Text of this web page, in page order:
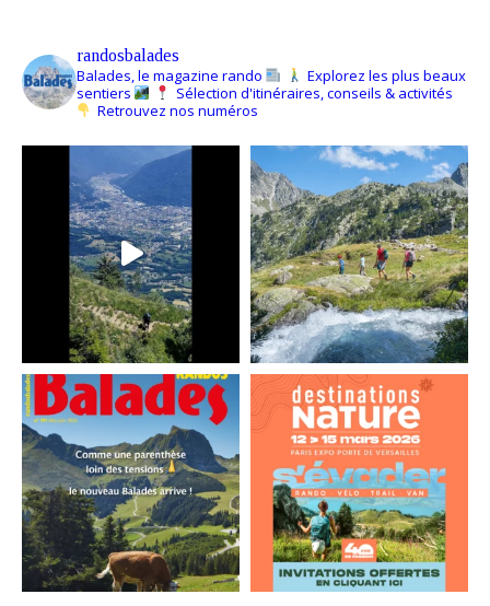
randosbalades
Balades, le magazine rando
Explorez les plus beaux
sentiers
Sélection d'itinéraires, conseils & activités
Retrouvez nos numéros